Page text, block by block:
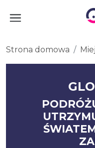
Strona domowa